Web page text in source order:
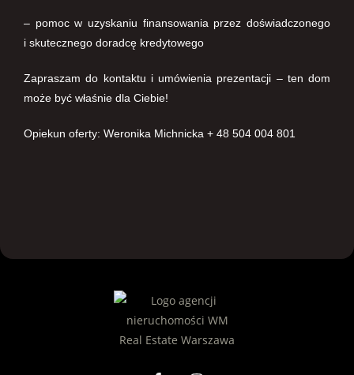
– pomoc w uzyskaniu finansowania przez doświadczonego
i skutecznego doradcę kredytowego
Zapraszam do kontaktu i umówienia prezentacji – ten dom
może być właśnie dla Ciebie!
Opiekun oferty: Weronika Michnicka + 48 504 004 801